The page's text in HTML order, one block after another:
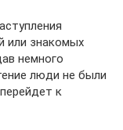
или знакомых
немного
люди не были
к